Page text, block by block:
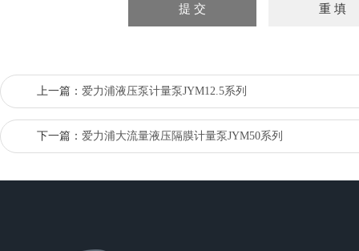
上一篇： 爱力浦液压泵计量泵JYM12.5系列
下一篇： 爱力浦大流量液压隔膜计量泵JYM50系列